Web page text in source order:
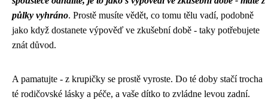
půlky vyhráno. Prostě musíte vědět, co tomu tělu vadí, podobně
jako když dostanete výpověď ve zkušební době - taky potřebujete
znát důvod.
A pamatujte - z krupičky se prostě vyroste. Do té doby stačí trocha
té rodičovské lásky a péče, a vaše dítko to zvládne levou zadní.